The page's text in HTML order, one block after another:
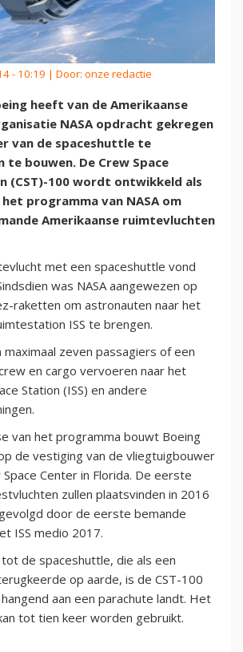
- 10:19 | Door: onze redactie
heeft van de Amerikaanse
NASA opdracht gekregen
van de spaceshuttle te
te bouwen. De Crew Space
(CST)-100 wordt ontwikkeld als
programma van NASA om
Amerikaanse ruimtevluchten
met een spaceshuttle vond
was NASA aangewezen op
raketten om astronauten naar het
ISS te brengen.
maximaal zeven passagiers of een
en cargo vervoeren naar het
Station (ISS) en andere
van het programma bouwt Boeing
de vestiging van de vliegtuigbouwer
Center in Florida. De eerste
zullen plaatsvinden in 2016
door de eerste bemande
ISS medio 2017.
de spaceshuttle, die als een
op aarde, is de CST-100
aan een parachute landt. Het
tot tien keer worden gebruikt.